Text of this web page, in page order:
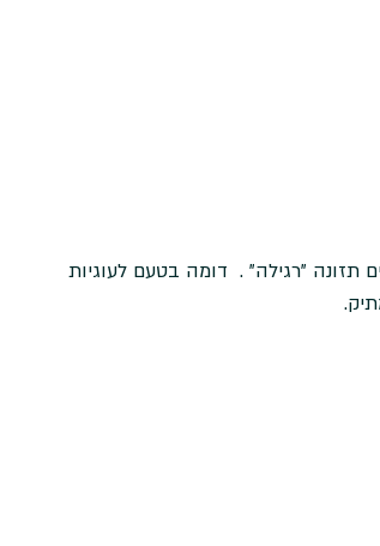
תזונה "רגילה" .  דומה בטעם לעוגיות